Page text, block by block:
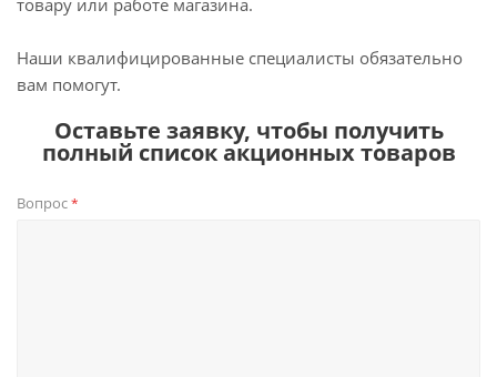
товару или работе магазина.
Наши квалифицированные специалисты обязательно
вам помогут.
Оставьте заявку, чтобы получить
полный список акционных товаров
Вопрос*